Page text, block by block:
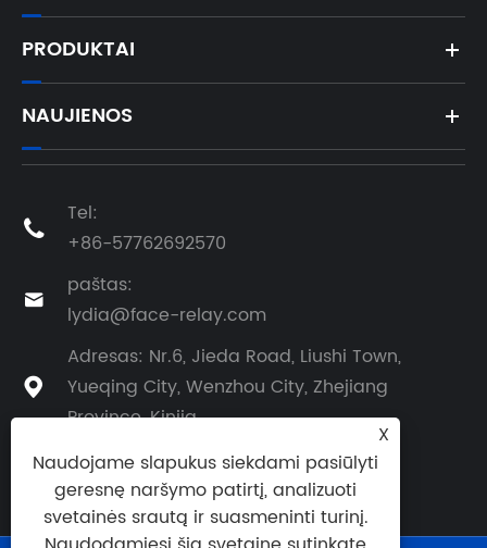
PRODUKTAI
NAUJIENOS

Tel:
+86-57762692570

paštas:
lydia@face-relay.com

Adresas: Nr.6, Jieda Road, Liushi Town,
Yueqing City, Wenzhou City, Zhejiang
Province, Kinija
X
Naudojame slapukus siekdami pasiūlyti
geresnę naršymo patirtį, analizuoti
svetainės srautą ir suasmeninti turinį.